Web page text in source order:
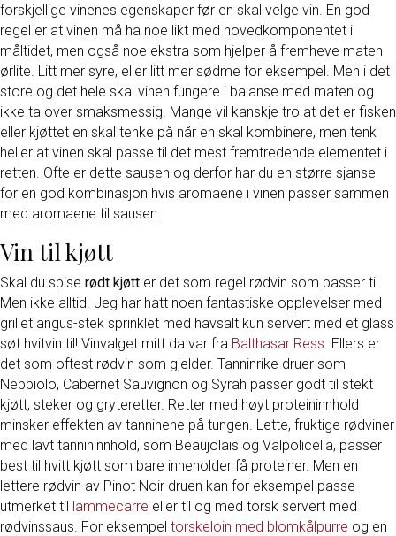
forskjellige vinenes egenskaper før en skal velge vin. En god
regel er at vinen må ha noe likt med hovedkomponentet i
måltidet, men også noe ekstra som hjelper å fremheve maten
ørlite. Litt mer syre, eller litt mer sødme for eksempel. Men i det
store og det hele skal vinen fungere i balanse med maten og
ikke ta over smaksmessig. Mange vil kanskje tro at det er fisken
eller kjøttet en skal tenke på når en skal kombinere, men tenk
heller at vinen skal passe til det mest fremtredende elementet i
retten. Ofte er dette sausen og derfor har du en større sjanse
for en god kombinasjon hvis aromaene i vinen passer sammen
med aromaene til sausen.
Vin til kjøtt
Skal du spise rødt kjøtt er det som regel rødvin som passer til.
Men ikke alltid. Jeg har hatt noen fantastiske opplevelser med
grillet angus-stek sprinklet med havsalt kun servert med et glass
søt hvitvin til! Vinvalget mitt da var fra Balthasar Ress. Ellers er
det som oftest rødvin som gjelder. Tanninrike druer som
Nebbiolo, Cabernet Sauvignon og Syrah passer godt til stekt
kjøtt, steker og gryteretter. Retter med høyt proteininnhold
minsker effekten av tanninene på tungen. Lette, fruktige rødviner
med lavt tannininnhold, som Beaujolais og Valpolicella, passer
best til hvitt kjøtt som bare inneholder få proteiner. Men en
lettere rødvin av Pinot Noir druen kan for eksempel passe
utmerket til lammecarre eller til og med torsk servert med
rødvinssaus. For eksempel torskeloin med blomkålpurre og en